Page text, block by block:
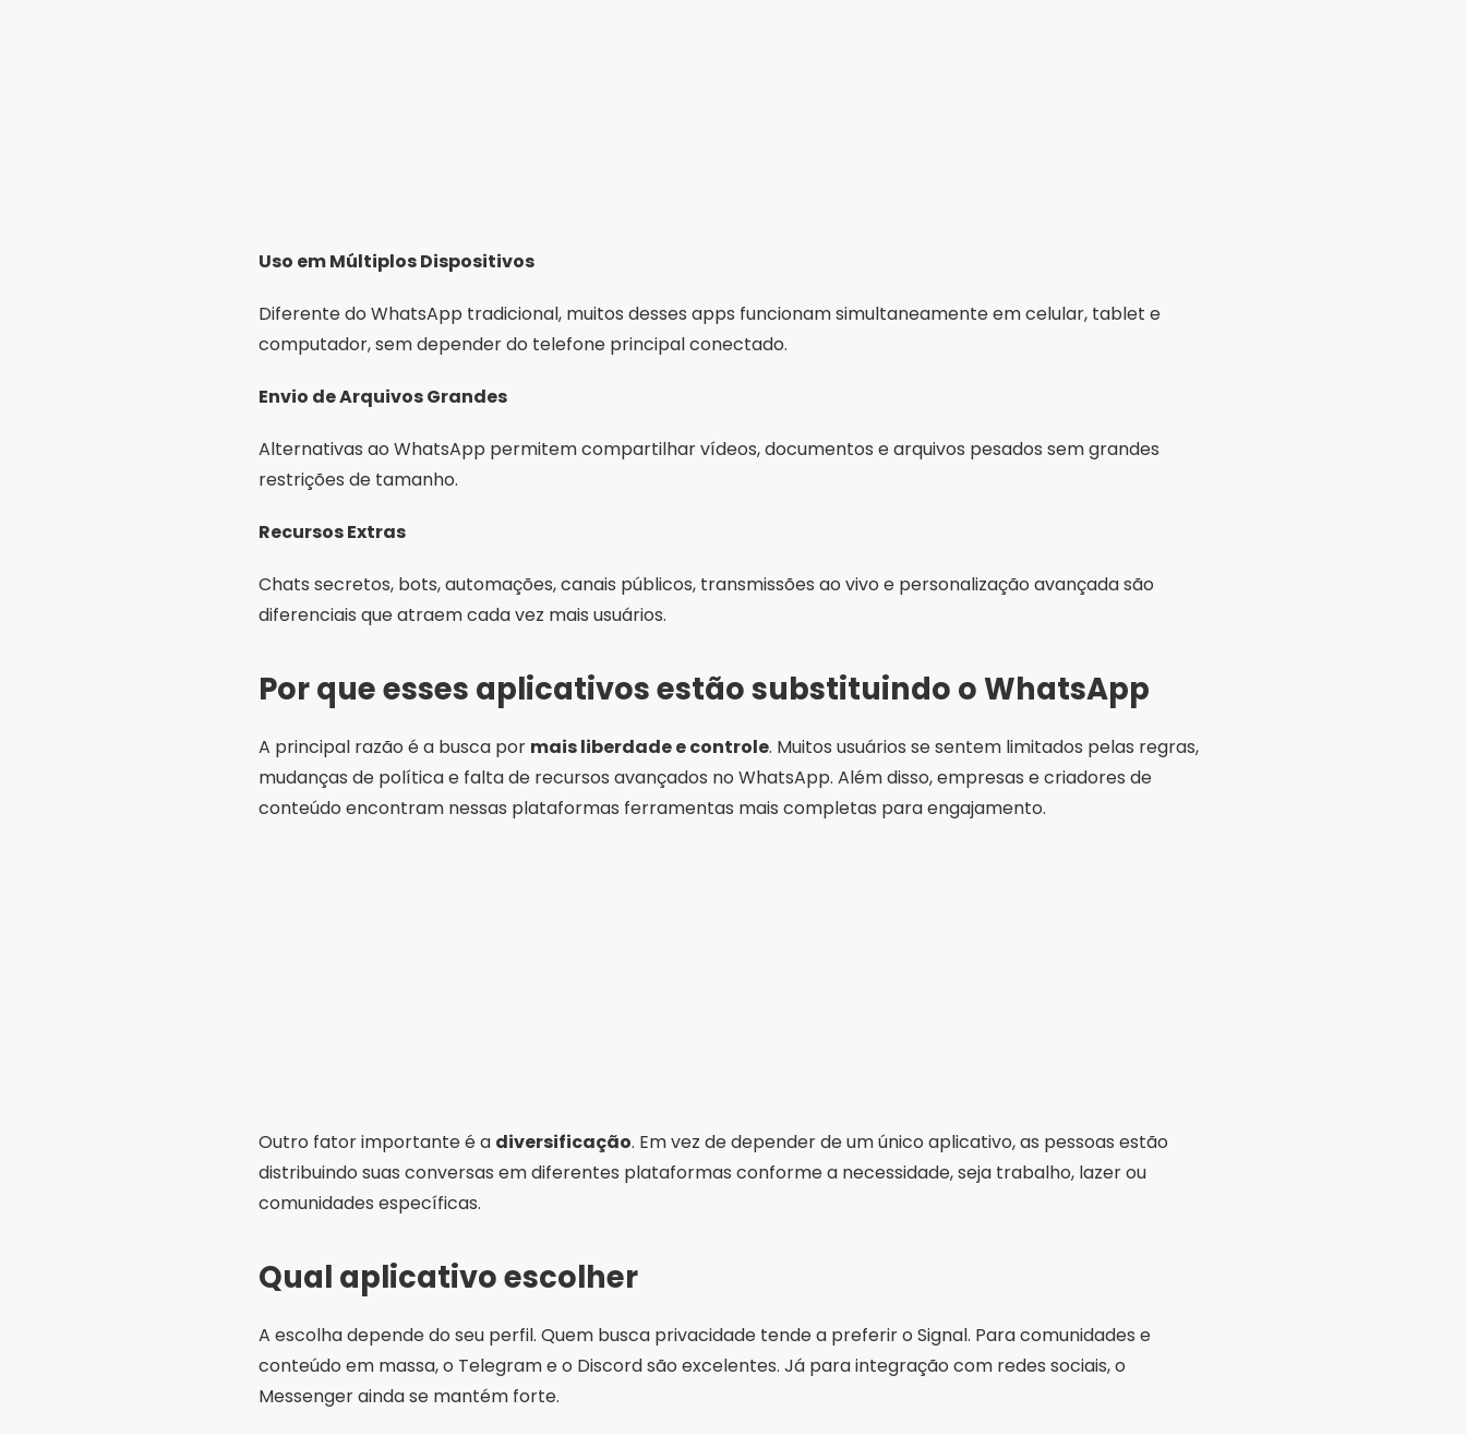
Uso em Múltiplos Dispositivos
Diferente do WhatsApp tradicional, muitos desses apps funcionam simultaneamente em celular, tablet e
computador, sem depender do telefone principal conectado.
Envio de Arquivos Grandes
Alternativas ao WhatsApp permitem compartilhar vídeos, documentos e arquivos pesados sem grandes
restrições de tamanho.
Recursos Extras
Chats secretos, bots, automações, canais públicos, transmissões ao vivo e personalização avançada são
diferenciais que atraem cada vez mais usuários.
Por que esses aplicativos estão substituindo o WhatsApp
A principal razão é a busca por mais liberdade e controle. Muitos usuários se sentem limitados pelas regras,
mudanças de política e falta de recursos avançados no WhatsApp. Além disso, empresas e criadores de
conteúdo encontram nessas plataformas ferramentas mais completas para engajamento.
Outro fator importante é a diversificação. Em vez de depender de um único aplicativo, as pessoas estão
distribuindo suas conversas em diferentes plataformas conforme a necessidade, seja trabalho, lazer ou
comunidades específicas.
Qual aplicativo escolher
A escolha depende do seu perfil. Quem busca privacidade tende a preferir o Signal. Para comunidades e
conteúdo em massa, o Telegram e o Discord são excelentes. Já para integração com redes sociais, o
Messenger ainda se mantém forte.